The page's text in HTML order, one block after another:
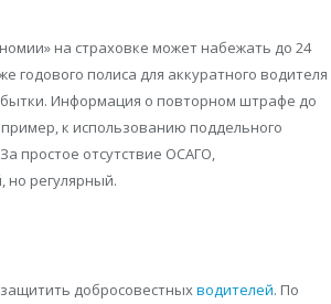
на страховке может набежать до 24
годового полиса для аккуратного водителя
Информация о повторном штрафе до
к использованию поддельного
простое отсутствие ОСАГО,
регулярный.
добросовестныхводителей. По